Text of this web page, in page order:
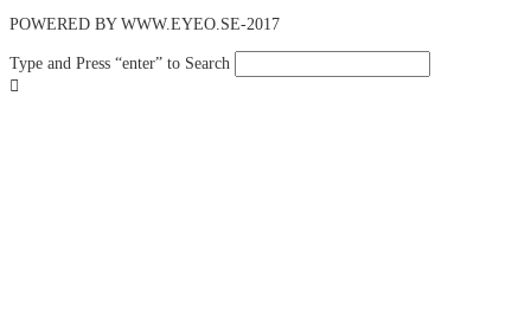
POWERED BY WWW.EYEO.SE-2017
Type and Press “enter” to Search